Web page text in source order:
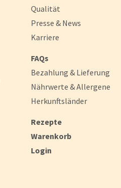
Qualität
Presse & News
Karriere
FAQs
Bezahlung & Lieferung
Nährwerte & Allergene
Herkunftsländer
Rezepte
Warenkorb
Login